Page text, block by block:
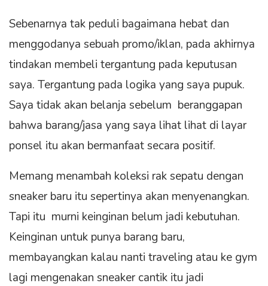
Sebenarnya tak peduli bagaimana hebat dan
menggodanya sebuah promo/iklan, pada akhirnya
tindakan membeli tergantung pada keputusan
saya. Tergantung pada logika yang saya pupuk.
Saya tidak akan belanja sebelum beranggapan
bahwa barang/jasa yang saya lihat lihat di layar
ponsel itu akan bermanfaat secara positif.
Memang menambah koleksi rak sepatu dengan
sneaker baru itu sepertinya akan menyenangkan.
Tapi itu murni keinginan belum jadi kebutuhan.
Keinginan untuk punya barang baru,
membayangkan kalau nanti traveling atau ke gym
lagi mengenakan sneaker cantik itu jadi